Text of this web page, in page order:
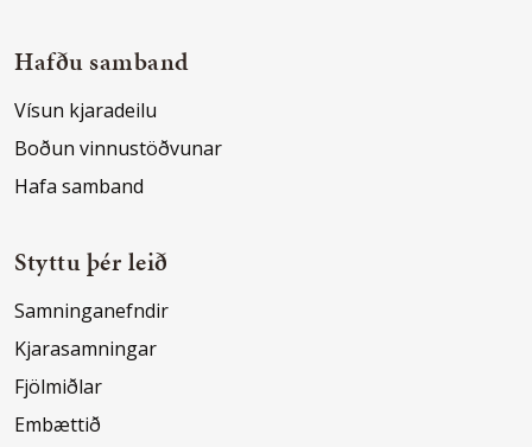
Hafðu samband
Vísun kjaradeilu
Boðun vinnustöðvunar
Hafa samband
Styttu þér leið
Samninganefndir
Kjarasamningar
Fjölmiðlar
Embættið